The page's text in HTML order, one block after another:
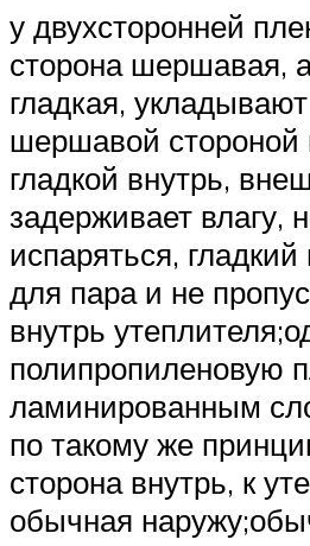
у двухсторонней
сторона шершавая,
гладкая,
шершавой стороной
гладкой внутрь,
задерживает влагу,
испаряться,
для пара и не
внутрь
полипропиленовую
ламинированным
по такому же
сторона внутрь, к
обычная